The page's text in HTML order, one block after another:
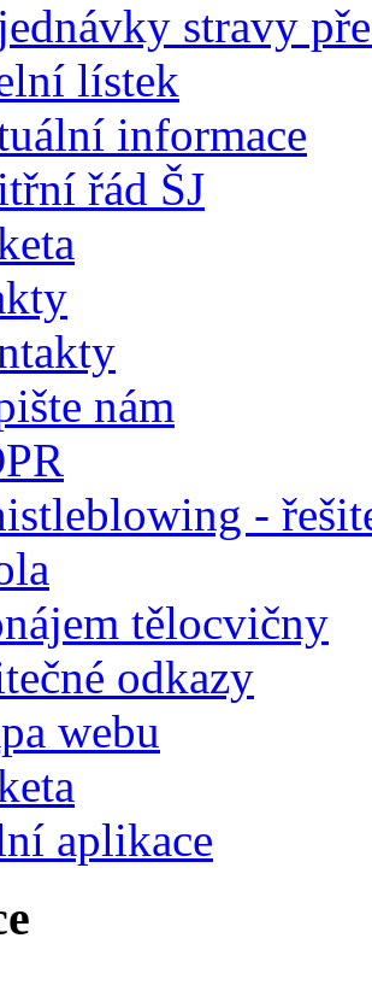
stravy
lístek
informace
řád ŠJ
nám
-
tělocvičny
odkazy
webu
aplikace